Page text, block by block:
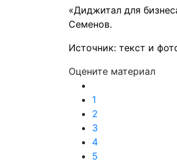
«Диджитал для
Семенов.
Источник: текст и
Оцените материал
1
2
3
4
5